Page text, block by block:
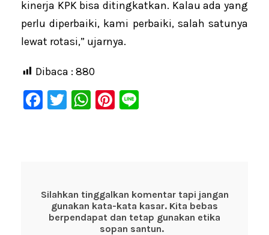
kinerja KPK bisa ditingkatkan. Kalau ada yang
perlu diperbaiki, kami perbaiki, salah satunya
lewat rotasi,” ujarnya.
Dibaca : 880
F
o
o
T
W
p
p
Pi
Silahkan tinggalkan komentar tapi jangan
gunakan kata-kata kasar. Kita bebas
berpendapat dan tetap gunakan etika
sopan santun.